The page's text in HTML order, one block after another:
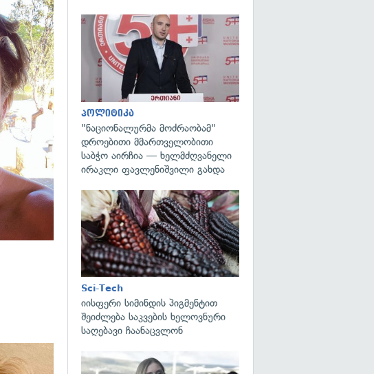
პოლიტიკა
"ნაციონალურმა მოძრაობამ"
დროებითი მმართველობითი
საბჭო აირჩია — ხელმძღვანელი
ირაკლი ფავლენიშვილი გახდა
Sci-Tech
იისფერი სიმინდის პიგმენტით
შეიძლება საკვების ხელოვნური
საღებავი ჩაანაცვლონ